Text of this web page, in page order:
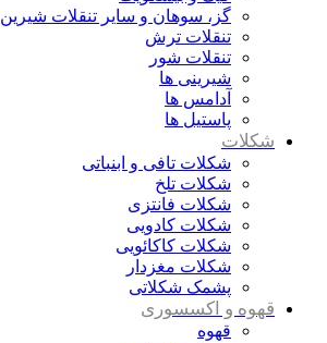
گز، سوهان و سایر تنقلات شیرین
تنقلات ترش
تنقلات شور
شیرینی ها
آدامس ها
پاستیل ها
شکلات
شکلات تافی و ابنباتی
شکلات تلخ
شکلات فانتزی
شکلات کادویی
شکلات کاکائویی
شکلات مغزدار
پشمک شکلاتی
قهوه و اکسسوری
قهوه